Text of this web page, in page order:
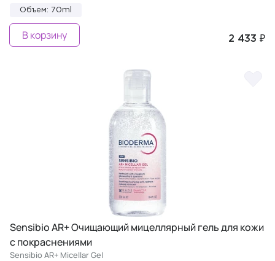
Объем: 70ml
2 433 ₽
В корзину
Sensibio AR+ Очищающий мицеллярный гель для кожи
с покраснениями
Sensibio AR+ Micellar Gel